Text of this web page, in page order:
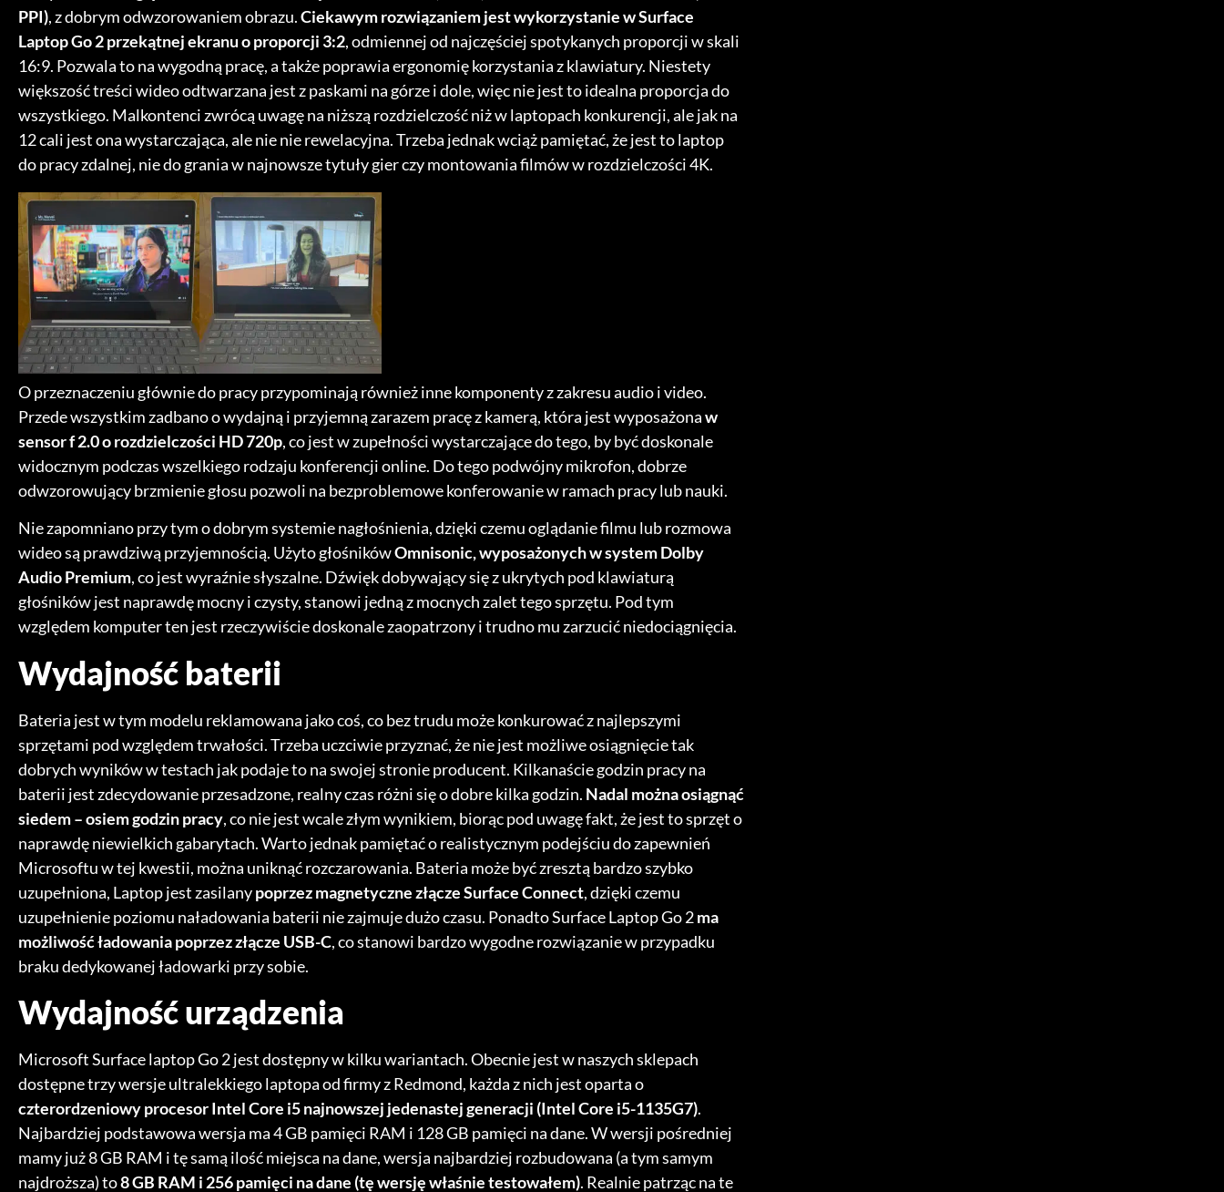
PPI), z dobrym odwzorowaniem obrazu.Ciekawym rozwiązaniem jest wykorzystanie w Surface
Laptop Go 2 przekątnej ekranu o proporcji 3:2, odmiennej od najczęściej spotykanych proporcji w skali
16:9. Pozwala to na wygodną pracę, a także poprawia ergonomię korzystania z klawiatury. Niestety
większość treści wideo odtwarzana jest z paskami na górze i dole, więc nie jest to idealna proporcja do
wszystkiego. Malkontenci zwrócą uwagę na niższą rozdzielczość niż w laptopach konkurencji, ale jak na
12 cali jest ona wystarczająca, ale nie nie rewelacyjna. Trzeba jednak wciąż pamiętać, że jest to laptop
do pracy zdalnej, nie do grania w najnowsze tytuły gier czy montowania filmów w rozdzielczości 4K.
O przeznaczeniu głównie do pracy przypominają również inne komponenty z zakresu audio i video.
Przede wszystkim zadbano o wydajną i przyjemną zarazem pracę z kamerą, która jest wyposażonaw
sensor f 2.0 o rozdzielczości HD 720p, co jest w zupełności wystarczające do tego, by być doskonale
widocznym podczas wszelkiego rodzaju konferencji online. Do tego podwójny mikrofon, dobrze
odwzorowujący brzmienie głosu pozwoli na bezproblemowe konferowanie w ramach pracy lub nauki.
Nie zapomniano przy tym o dobrym systemie nagłośnienia, dzięki czemu oglądanie filmu lub rozmowa
wideo są prawdziwą przyjemnością. Użyto głośnikówOmnisonic, wyposażonych w system Dolby
Audio Premium, co jest wyraźnie słyszalne. Dźwięk dobywający się z ukrytych pod klawiaturą
głośników jest naprawdę mocny i czysty, stanowi jedną z mocnych zalet tego sprzętu. Pod tym
względem komputer ten jest rzeczywiście doskonale zaopatrzony i trudno mu zarzucić niedociągnięcia.
Wydajność baterii
Bateria jest w tym modelu reklamowana jako coś, co bez trudu może konkurować z najlepszymi
sprzętami pod względem trwałości. Trzeba uczciwie przyznać, że nie jest możliwe osiągnięcie tak
dobrych wyników w testach jak podaje to na swojej stronie producent. Kilkanaście godzin pracy na
baterii jest zdecydowanie przesadzone, realny czas różni się o dobre kilka godzin. Nadal można osiągnąć
siedem – osiem godzin pracy, co nie jest wcale złym wynikiem, biorąc pod uwagę fakt, że jest to sprzęt o
naprawdę niewielkich gabarytach. Warto jednak pamiętać o realistycznym podejściu do zapewnień
Microsoftu w tej kwestii, można uniknąć rozczarowania. Bateria może być zresztą bardzo szybko
uzupełniona, Laptop jest zasilanypoprzez magnetyczne złącze Surface Connect, dzięki czemu
uzupełnienie poziomu naładowania baterii nie zajmuje dużo czasu. Ponadto Surface Laptop Go 2ma
możliwość ładowania poprzez złącze USB-C, co stanowi bardzo wygodne rozwiązanie w przypadku
braku dedykowanej ładowarki przy sobie.
Wydajność urządzenia
Microsoft Surface laptop Go 2 jest dostępny w kilku wariantach. Obecnie jest w naszych sklepach
dostępne trzy wersje ultralekkiego laptopa od firmy z Redmond, każda z nich jest oparta o
czterordzeniowy procesor Intel Core i5 najnowszej jedenastej generacji (Intel Core i5-1135G7).
Najbardziej podstawowa wersja ma 4 GB pamięci RAM i 128 GB pamięci na dane. W wersji pośredniej
mamy już 8 GB RAM i tę samą ilość miejsca na dane, wersja najbardziej rozbudowana (a tym samym
najdroższa) to8 GB RAM i 256 pamięci na dane (tę wersję właśnie testowałem). Realnie patrząc na te